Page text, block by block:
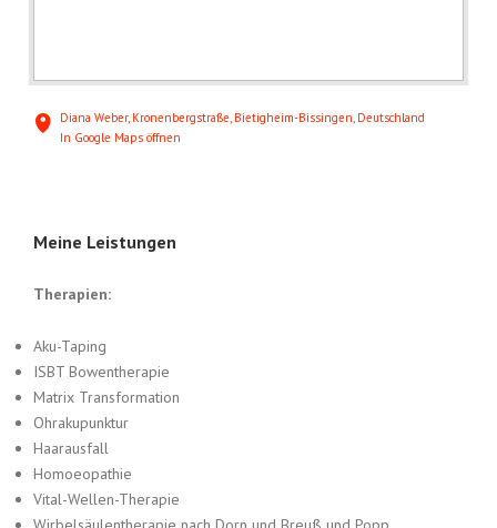
Diana Weber, Kronenbergstraße, Bietigheim-Bissingen, Deutschland
In Google Maps öffnen
Meine Leistungen
Therapien:
Aku-Taping
ISBT Bowentherapie
Matrix Transformation
Ohrakupunktur
Haarausfall
Homoeopathie
Vital-Wellen-Therapie